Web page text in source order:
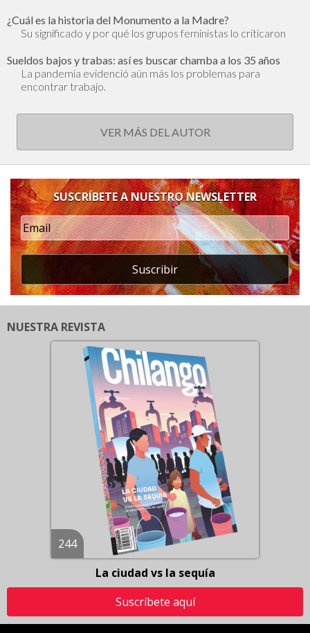
¿Cuál es la historia del Monumento a la Madre?
Su significado y por qué los grupos feministas lo criticaron
Sueldos bajos y trabas: así es buscar chamba a los 35 años
La pandemia evidenció aún más los problemas para
encontrar trabajo.
VER MÁS DEL AUTOR
SUSCRÍBETE A NUESTRO NEWSLETTER
Suscribir
NUESTRA REVISTA
244
La ciudad vs la sequía
Suscríbete aquí